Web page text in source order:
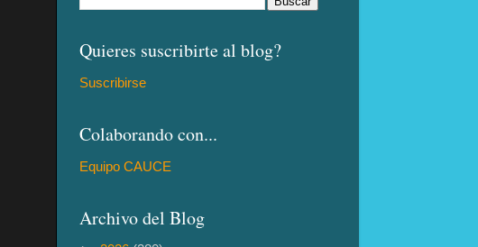
Quieres suscribirte al blog?
Suscribirse
Colaborando con...
Equipo CAUCE
Archivo del Blog